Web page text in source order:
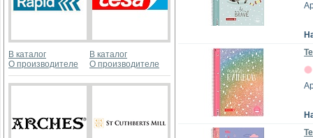
В каталог
О производителе
В каталог
О производителе